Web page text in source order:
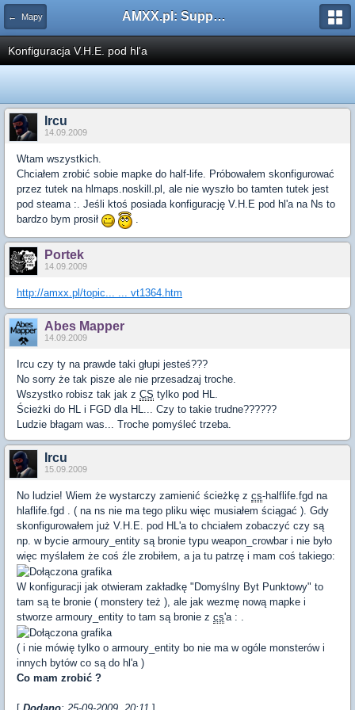
← Mapy AMXX.pl: Support AMX Mod X i SourceMod
Konfiguracja V.H.E. pod hl'a
Ircu
14.09.2009
Wtam wszystkich.
Chciałem zrobić sobie mapke do half-life. Próbowałem skonfigurować
przez tutek na hlmaps.noskill.pl, ale nie wyszło bo tamten tutek jest
pod steama :. Jeśli ktoś posiada konfigurację V.H.E pod hl'a na Ns to
bardzo bym prosił
.
Portek
14.09.2009
http://amxx.pl/topic... ... vt1364.htm
Abes Mapper
14.09.2009
Ircu czy ty na prawde taki głupi jesteś???
No sorry że tak pisze ale nie przesadzaj troche.
Wszystko robisz tak jak z CS tylko pod HL.
Ścieżki do HL i FGD dla HL... Czy to takie trudne??????
Ludzie błagam was... Troche pomyśleć trzeba.
Ircu
15.09.2009
No ludzie! Wiem że wystarczy zamienić ścieżkę z cs-halflife.fgd na
hlaflife.fgd . ( na ns nie ma tego pliku więc musiałem ściągać ). Gdy
skonfigurowałem już V.H.E. pod HL'a to chciałem zobaczyć czy są
np. w bycie armoury_entity są bronie typu weapon_crowbar i nie było
więc myślałem że coś źle zrobiłem, a ja tu patrzę i mam coś takiego:
W konfiguracji jak otwieram zakładkę "Domyślny Byt Punktowy" to
tam są te bronie ( monstery też ), ale jak wezmę nową mapke i
stworze armoury_entity to tam są bronie z cs'a : .
( i nie mówię tylko o armoury_entity bo nie ma w ogóle monsterów i
innych bytów co są do hl'a )
Co mam zrobić ?